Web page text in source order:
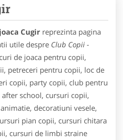
Cugir reprezinta pagina
utile despre Club Copii -
de joaca pentru copii,
petreceri pentru copii, loc de
copii, party copii, club pentru
school, cursuri copii,
decoratiuni vesele,
pian copii, cursuri chitara
cursuri de limbi straine